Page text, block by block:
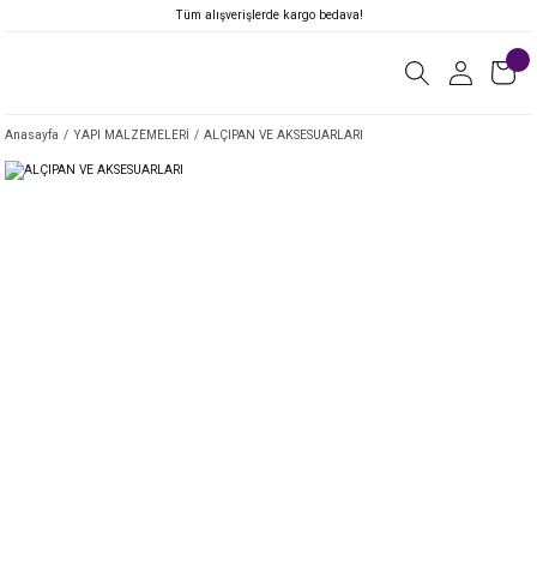
Tüm alışverişlerde kargo bedava!
Anasayfa YAPI MALZEMELERİ ALÇIPAN VE AKSESUARLARI